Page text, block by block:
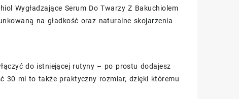
Wygładzające Serum Do Twarzy Z Bakuchiolem
na gładkość oraz naturalne skojarzenia
do istniejącej rutyny – po prostu dodajesz
30 ml to także praktyczny rozmiar, dzięki któremu